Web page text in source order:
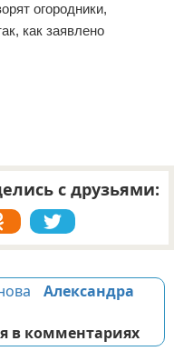
огородники,
как заявлено
с друзьями:
Александра
в комментариях